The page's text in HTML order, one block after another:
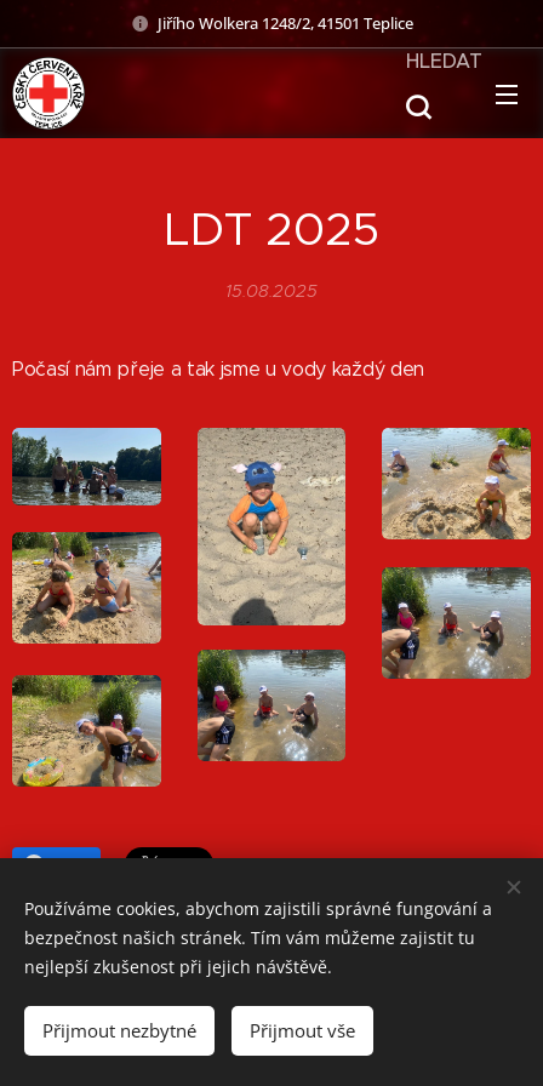
Jiřího Wolkera 1248/2, 41501 Teplice
HLEDAT
LDT 2025
15.08.2025
Počasí nám přeje a tak jsme u vody každý den 😉
Share
Oblastní spolek Českého červeného kříže Teplice
Jiřího Wolkera 1248/2, 41501 Teplice
Používáme cookies, abychom zajistili správné fungování a
bezpečnost našich stránek. Tím vám můžeme zajistit tu
nejlepší zkušenost při jejich návštěvě.
Přijmout nezbytné Přijmout vše